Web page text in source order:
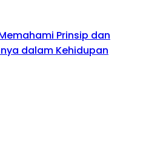
Prinsip dan
dalam Kehidupan